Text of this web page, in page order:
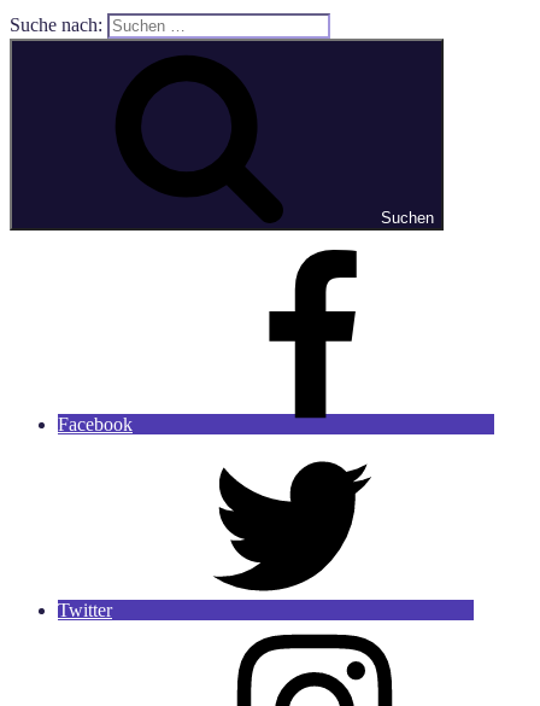
Suche nach:
Suchen
Facebook
Twitter